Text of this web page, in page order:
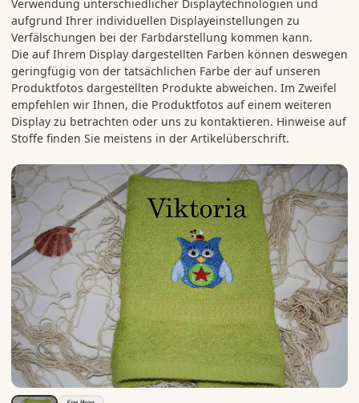
Verwendung unterschiedlicher Displaytechnologien und
aufgrund Ihrer individuellen Displayeinstellungen zu
Verfälschungen bei der Farbdarstellung kommen kann.
Die auf Ihrem Display dargestellten Farben können deswegen
geringfügig von der tatsächlichen Farbe der auf unseren
Produktfotos dargestellten Produkte abweichen. Im Zweifel
empfehlen wir Ihnen, die Produktfotos auf einem weiteren
Display zu betrachten oder uns zu kontaktieren. Hinweise auf